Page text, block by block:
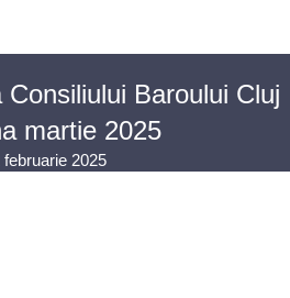
Baroului Cluj
martie 2025
februarie 2025